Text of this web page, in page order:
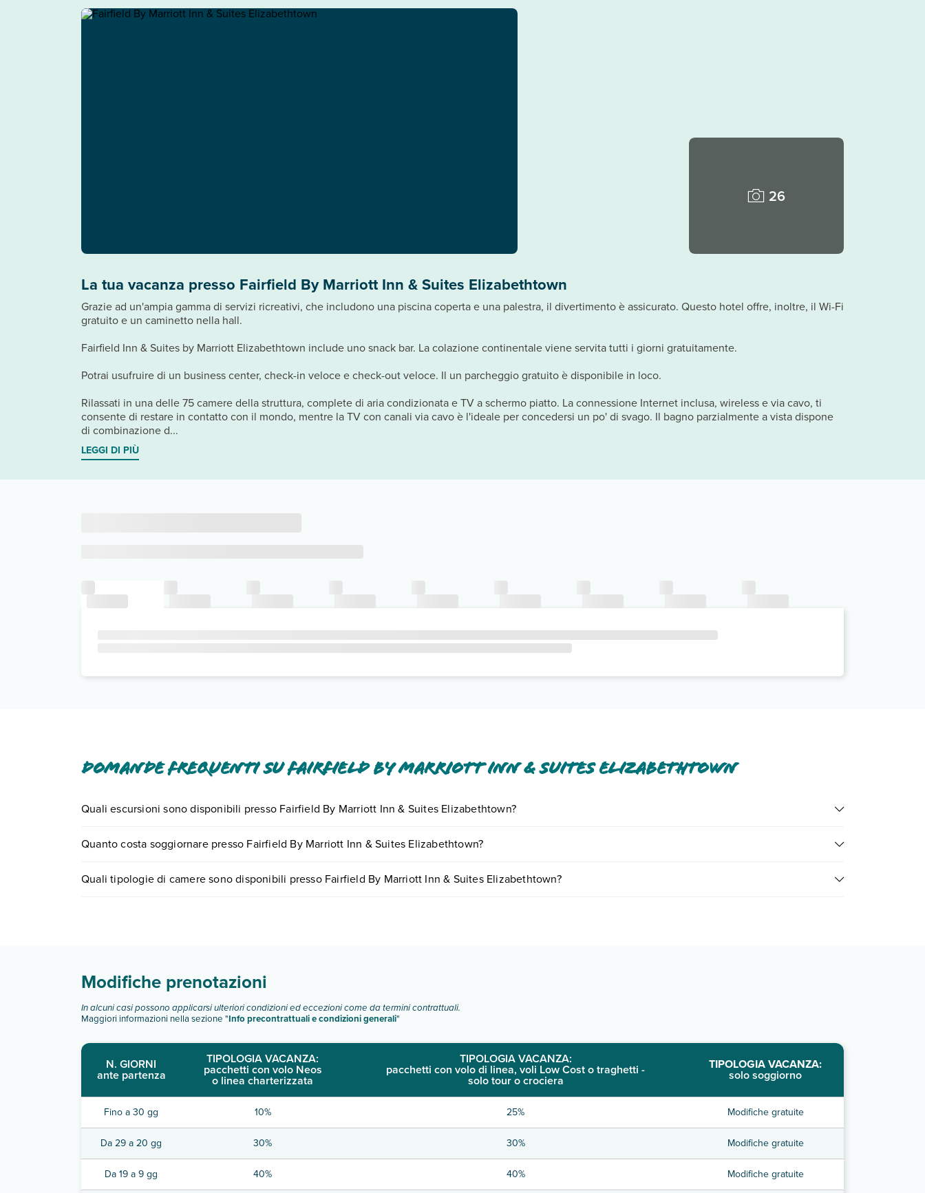
26
La tua vacanza presso Fairfield By Marriott Inn & Suites Elizabethtown
Grazie ad un'ampia gamma di servizi ricreativi, che includono una piscina coperta e una palestra, il divertimento è assicurato. Questo hotel offre, inoltre, il Wi-Fi
gratuito e un caminetto nella hall.
Fairfield Inn & Suites by Marriott Elizabethtown include uno snack bar. La colazione continentale viene servita tutti i giorni gratuitamente.
Potrai usufruire di un business center, check-in veloce e check-out veloce. Il un parcheggio gratuito è disponibile in loco.
Rilassati in una delle 75 camere della struttura, complete di aria condizionata e TV a schermo piatto. La connessione Internet inclusa, wireless e via cavo, ti
consente di restare in contatto con il mondo, mentre la TV con canali via cavo è l'ideale per concedersi un po' di svago. Il bagno parzialmente a vista dispone
di combinazione d...
LEGGI DI PIÙ
Domande frequenti su Fairfield By Marriott Inn & Suites Elizabethtown
Quali escursioni sono disponibili presso Fairfield By Marriott Inn & Suites Elizabethtown?
center chiamando il numero 0721.17231 oprenotando un appuntamento.
Quanto costa soggiornare presso Fairfield By Marriott Inn & Suites Elizabethtown?
motore di ricerca e scegli quando partire.
Quali tipologie di camere sono disponibili presso Fairfield By Marriott Inn & Suites Elizabethtown?
Modifiche prenotazioni
In alcuni casi possono applicarsi ulteriori condizioni ed eccezioni come da termini contrattuali.
Maggiori informazioni nella sezione "Info precontrattuali e condizioni generali"
N. GIORNI
ante partenza
TIPOLOGIA VACANZA:
pacchetti con volo Neos
o linea charterizzata
TIPOLOGIA VACANZA:
pacchetti con volo di linea, voli Low Cost o traghetti -
solo tour o crociera
TIPOLOGIA VACANZA:
solo soggiorno
Fino a 30 gg 10% 25% Modifiche gratuite
Da 29 a 20 gg 30% 30% Modifiche gratuite
Da 19 a 9 gg 40% 40% Modifiche gratuite